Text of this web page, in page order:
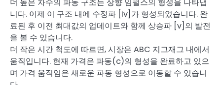
더 높은 차수의 파동 구조는 상향 임펄스의 형성을 나타냅
니다. 이제 이 구조 내에 수정파 [iv]가 형성되었습니다. 완
료된 후 이전 최대값의 업데이트와 함께 상승파 [v]의 발전
을 볼 수 있습니다.
더 작은 시간 척도에 따르면, 시장은 ABC 지그재그 내에서
움직입니다. 현재 가격은 파동(c)의 형성을 완료하고 있으
며 가격 움직임은 새로운 파동 형성으로 이동할 수 있습니